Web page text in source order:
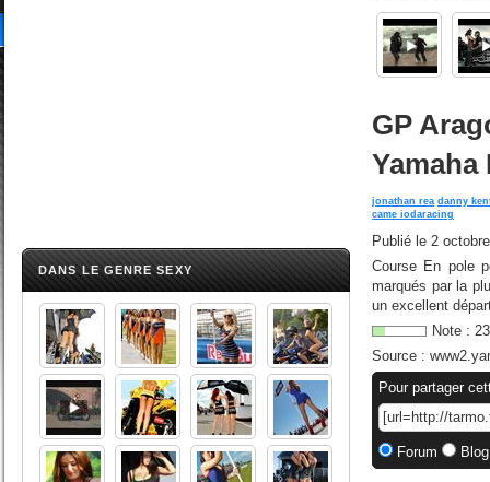
DANS LE GENRE SEXY
GP
Yamaha
jonathan rea danny
came iodaracing
Publié le 2
Course En pole
marqués par la
un excellent
Note : 23
Source :
Pour partager
Forum